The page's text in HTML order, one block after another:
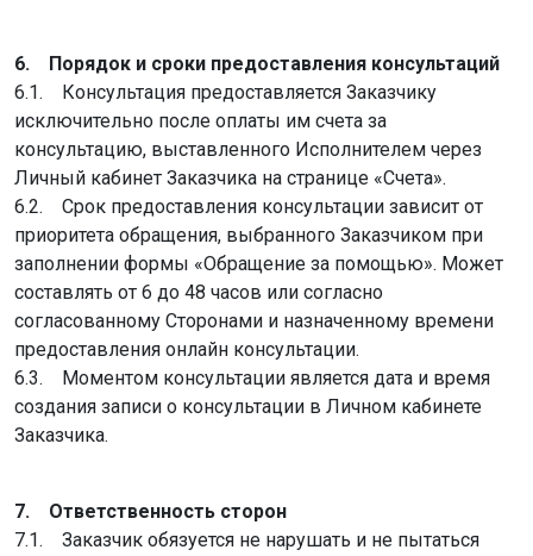
6. Порядок и сроки предоставления консультаций
6.1. Консультация предоставляется Заказчику
исключительно после оплаты им счета за
консультацию, выставленного Исполнителем через
Личный кабинет Заказчика на странице «Счета».
6.2. Срок предоставления консультации зависит от
приоритета обращения, выбранного Заказчиком при
заполнении формы «Обращение за помощью». Может
составлять от 6 до 48 часов или согласно
согласованному Сторонами и назначенному времени
предоставления онлайн консультации.
6.3. Моментом консультации является дата и время
создания записи о консультации в Личном кабинете
Заказчика.
7. Ответственность сторон
7.1. Заказчик обязуется не нарушать и не пытаться